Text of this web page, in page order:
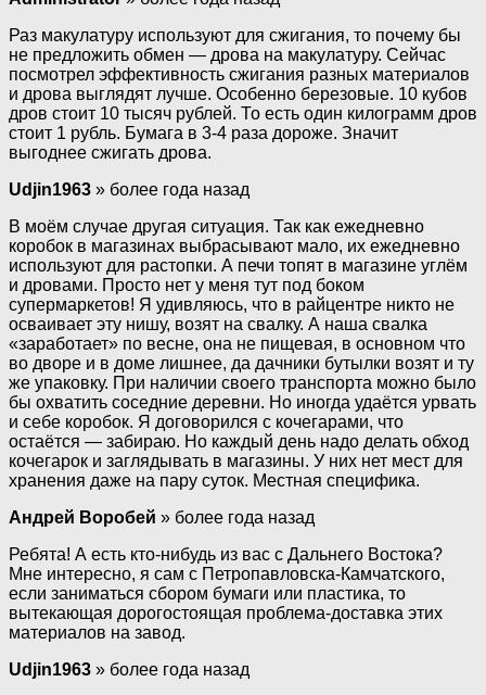
Раз макулатуру используют для сжигания, то почему бы
не предложить обмен — дрова на макулатуру. Сейчас
посмотрел эффективность сжигания разных материалов
и дрова выглядят лучше. Особенно березовые. 10 кубов
дров стоит 10 тысяч рублей. То есть один килограмм дров
стоит 1 рубль. Бумага в 3-4 раза дороже. Значит
выгоднее сжигать дрова.
Udjin1963 » более года назад
В моём случае другая ситуация. Так как ежедневно
коробок в магазинах выбрасывают мало, их ежедневно
используют для растопки. А печи топят в магазине углём
и дровами. Просто нет у меня тут под боком
супермаркетов! Я удивляюсь, что в райцентре никто не
осваивает эту нишу, возят на свалку. А наша свалка
«заработает» по весне, она не пищевая, в основном что
во дворе и в доме лишнее, да дачники бутылки возят и ту
же упаковку. При наличии своего транспорта можно было
бы охватить соседние деревни. Но иногда удаётся урвать
и себе коробок. Я договорился с кочегарами, что
остаётся — забираю. Но каждый день надо делать обход
кочегарок и заглядывать в магазины. У них нет мест для
хранения даже на пару суток. Местная специфика.
Андрей Воробей » более года назад
Ребята! А есть кто-нибудь из вас с Дальнего Востока?
Мне интересно, я сам с Петропавловска-Камчатского,
если заниматься сбором бумаги или пластика, то
вытекающая дорогостоящая проблема-доставка этих
материалов на завод.
Udjin1963 » более года назад